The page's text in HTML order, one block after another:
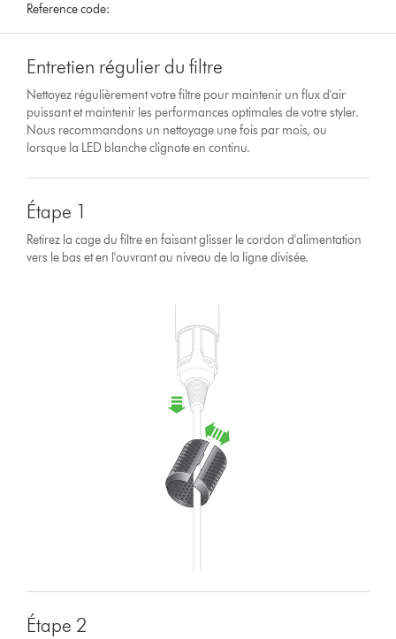
Reference code:
Entretien régulier du filtre
Nettoyez régulièrement votre filtre pour maintenir un flux d'air
puissant et maintenir les performances optimales de votre styler.
Nous recommandons un nettoyage une fois par mois, ou
lorsque la LED blanche clignote en continu.
Étape 1
Retirez la cage du filtre en faisant glisser le cordon d'alimentation
vers le bas et en l'ouvrant au niveau de la ligne divisée.
Étape 2